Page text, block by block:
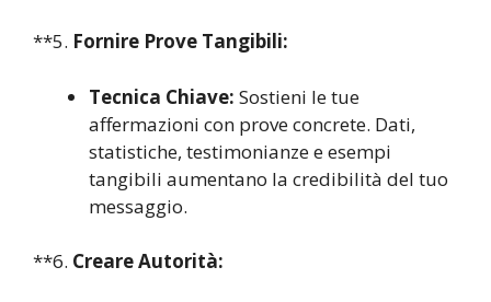
**5. Fornire Prove Tangibili:
Tecnica Chiave: Sostieni le tue
affermazioni con prove concrete. Dati,
statistiche, testimonianze e esempi
tangibili aumentano la credibilità del tuo
messaggio.
**6. Creare Autorità: